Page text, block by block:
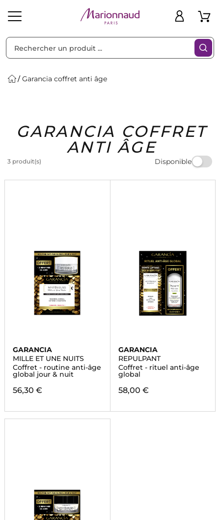
Solaire Homme Marques Idées
Cadeaux
Bons
Plans
Garancia coffret anti âge
GARANCIA COFFRET
ANTI ÂGE
3 produit(s) Disponible
Filtres
GARANCIA
MILLE ET UNE NUITS
Coffret - routine anti-âge
global jour & nuit
56,30 €
GARANCIA
REPULPANT
Coffret - rituel anti-âge
global
58,00 €